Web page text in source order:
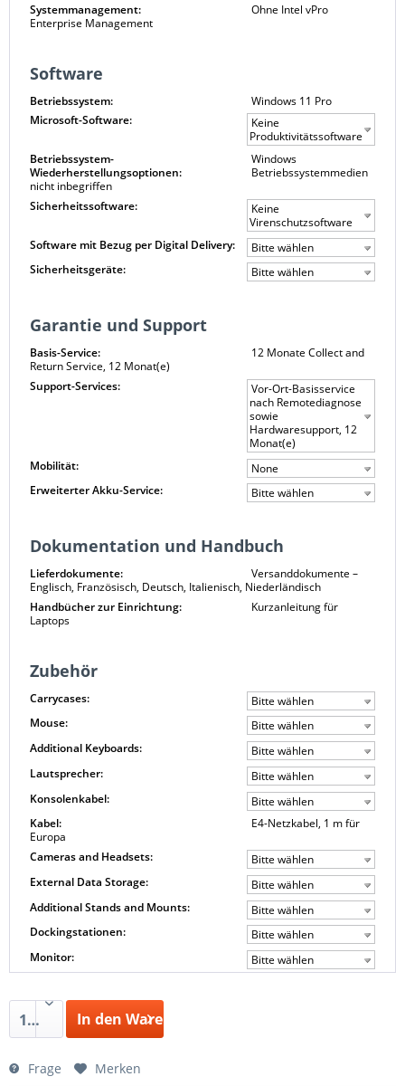
Systemmanagement:
Ohne Intel vPro
Enterprise Management
Software
Betriebssystem:
Windows 11 Pro
Microsoft-Software:
Keine
Produktivitätssoftware
Betriebssystem-
Wiederherstellungsoptionen:
Windows
Betriebssystemmedien
nicht inbegriffen
Sicherheitssoftware:
Keine
Virenschutzsoftware
Software mit Bezug per Digital Delivery:
Bitte wählen
Sicherheitsgeräte:
Bitte wählen
Garantie und Support
Basis-Service:
12 Monate Collect and
Return Service, 12 Monat(e)
Support-Services:
Vor-Ort-Basisservice
nach Remotediagnose
sowie
Hardwaresupport, 12
Monat(e)
Mobilität:
None
Erweiterter Akku-Service:
Bitte wählen
Dokumentation und Handbuch
Lieferdokumente:
Versanddokumente –
Englisch, Französisch, Deutsch, Italienisch, Niederländisch
Handbücher zur Einrichtung:
Kurzanleitung für
Laptops
Zubehör
Carrycases:
Bitte wählen
Mouse:
Bitte wählen
Additional Keyboards:
Bitte wählen
Lautsprecher:
Bitte wählen
Konsolenkabel:
Bitte wählen
Kabel:
E4-Netzkabel, 1 m für
Europa
Cameras and Headsets:
Bitte wählen
External Data Storage:
Bitte wählen
Additional Stands and Mounts:
Bitte wählen
Dockingstationen:
Bitte wählen
Monitor:
Bitte wählen
1 In den Warenkorb
Frage Merken